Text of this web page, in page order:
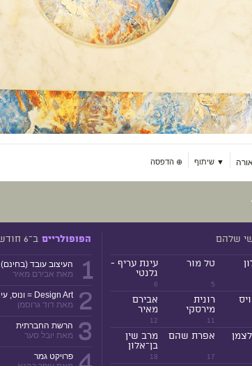
▼ שיתוף ⊕ הדפסה
שלהם
5
טל מור
6
עינת עריף -
גלנטי
11
רונית
מירסקי
12
אבירם
מאיר
17
אפרת שהם
18
מרב שין
בן־אלון
הפופולריים ב־6 חודשים האחרונים
1
העיצוב עובד (בחינם)
מאת אבירם מאיר
2
Design Art = ונוס, עיצוב = מאדים
מאת דוד גרוסמן
3
הרשת החברתית
מאת יובל סער
פרויקט גמר